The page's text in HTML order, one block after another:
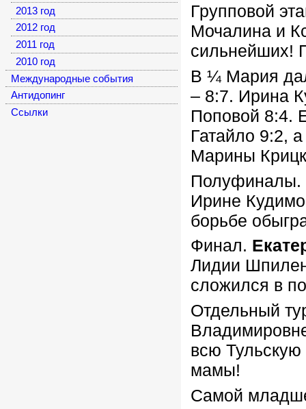
Групповой
Мочалина и
сильнейших!
В ¼ Мария
– 8:7. Ирина
Поповой 8:4.
Гатайло 9:2,
Марины
Полуфиналы.
Ирине
борьбе
Финал.
Лидии
сложился в
Отдельный
всю Тульскую
мамы!
Самой
2013 год
2012 год
2011 год
2010 год
Международные события
Антидопинг
Cсылки